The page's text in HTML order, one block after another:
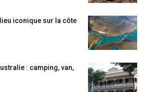
iconique sur la côte
: camping, van,